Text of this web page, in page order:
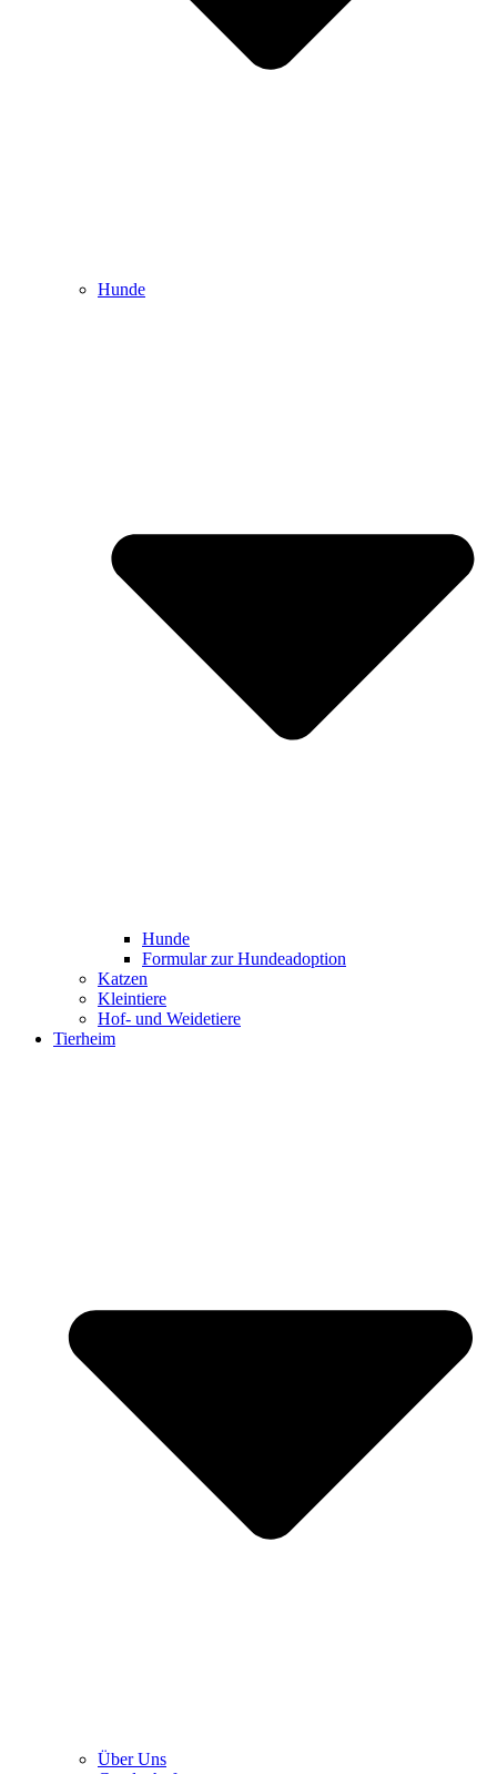
Hunde
Hunde
Formular zur Hundeadoption
Katzen
Kleintiere
Hof- und Weidetiere
Tierheim
Über Uns